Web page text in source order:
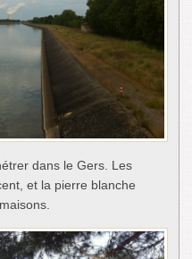
dans le Gers. Les
et la pierre blanche